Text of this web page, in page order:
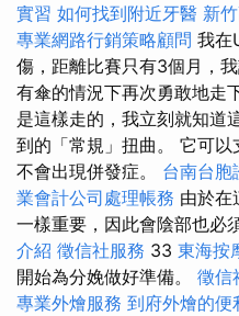
實習 如何找到附近牙醫 新
專業網路行銷策略顧問 我在
傷，距離比賽只有3個月，
有傘的情況下再次勇敢地走
是這樣走的，我立刻就知道
到的「常規」扭曲。 它可以
不會出現併發症。 台南台胞
業會計公司處理帳務 由於在
一樣重要，因此會陰部也必
介紹 徵信社服務 33 東海按
開始為分娩做好準備。 徵信
專業外燴服務 到府外燴的